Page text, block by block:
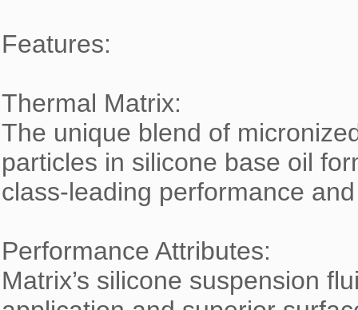
Features:
Thermal Matrix:
The unique blend of
particles in silicone base oil
class-leading performance
Performance Attributes:
Matrix’s silicone suspension